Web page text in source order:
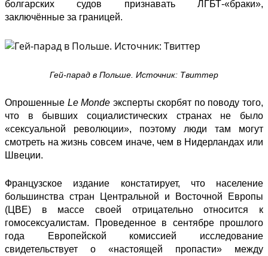
болгарских судов признавать ЛГБТ-«браки»,
заключённые за границей.
Гей-парад в Польше. Источник: Твиттер
Опрошенные Le Monde эксперты скорбят по поводу того,
что в бывших социалистических странах не было
«сексуальной революции», поэтому люди там могут
смотреть на жизнь совсем иначе, чем в Нидерландах или
Швеции.
Французское издание констатирует, что население
большинства стран Центральной и Восточной Европы
(ЦВЕ) в массе своей отрицательно относится к
гомосексуалистам. Проведенное в сентябре прошлого
года Европейской комиссией исследование
свидетельствует о «настоящей пропасти» между